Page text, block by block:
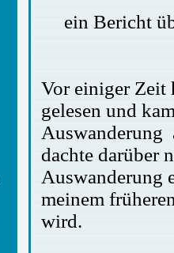
ein Bericht
Vor einiger Zeit
gelesen und
Auswanderung
dachte darüber
Auswanderung
meinem
wird.